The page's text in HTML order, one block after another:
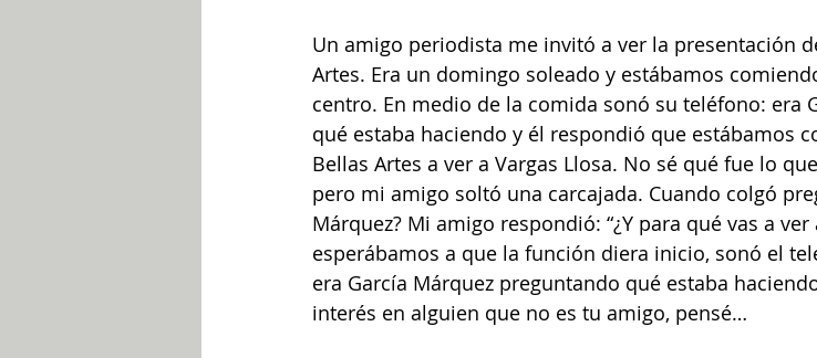
Un amigo periodista me invitó a ver la presentación
Artes. Era un domingo soleado y estábamos
centro. En medio de la comida sonó su teléfono: era
qué estaba haciendo y él respondió que estábamos
Bellas Artes a ver a Vargas Llosa. No sé qué fue lo
pero mi amigo soltó una carcajada. Cuando colgó
Márquez? Mi amigo respondió: “¿Y para qué vas a
esperábamos a que la función diera inicio, sonó el
era García Márquez preguntando qué estaba
interés en alguien que no es tu amigo, pensé…